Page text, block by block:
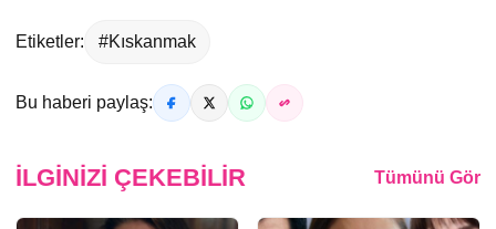
Etiketler: #Kıskanmak
Bu haberi paylaş:
İLGINIZI ÇEKEBILIR Tümünü Gör